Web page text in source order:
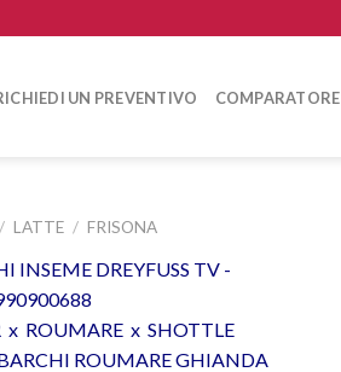
UN PREVENTIVO COMPARATORE
/ LATTE / FRISONA
INSEME DREYFUSS TV -
x ROUMARE x SHOTTLE
ROUMARE GHIANDA